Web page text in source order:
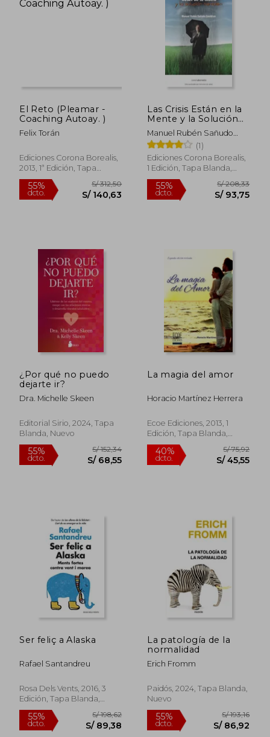
55%
S/ 124,41
55%
dcto.
dcto. dcto.
El Reto (Pleamar -
Coaching Autoay. )
Felix Torán
Ediciones Corona Borealis,
2013, 1ª Edición, Tapa
Blanda,Usado
Las Crisis Están en la
Mente y la Solución
También
Manuel Rubén Sañudo
Gastélum
(1)
Ediciones Corona Borealis,
1 Edición, Tapa Blanda,
Usado
¿Por qué no puedo
dejarte ir?
Dra. Michelle Skeen
Editorial Sirio, 2024, Tapa
Blanda, Nuevo
La magia del amor
Horacio Martínez Herrera
Ecoe Ediciones, 2013, 1
Edición, Tapa Blanda,
Nuevo
Ser feliç a Alaska
Rafael Santandreu
Rosa Dels Vents, 2016, 3
Edición, Tapa Blanda,
Nuevo
La patología de la
normalidad
Erich Fromm
Paidós, 2024, Tapa Blanda,
Nuevo